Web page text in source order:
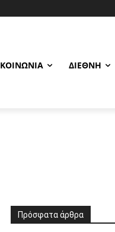
ΚΟΙΝΩΝΊΑ ΔΙΕΘΝΉ
Πρόσφατα άρθρα